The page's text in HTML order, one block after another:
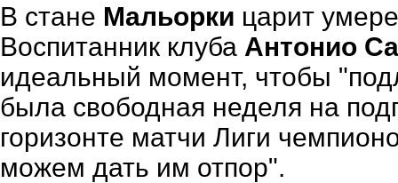
В стане Мальорки царит
Воспитанник клуба Антонио
идеальный момент, чтобы
была свободная неделя на
горизонте матчи Лиги
можем дать им отпор".